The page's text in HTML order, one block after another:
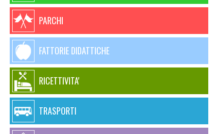
PARCHI
FATTORIE DIDATTICHE
RICETTIVITA'
TRASPORTI